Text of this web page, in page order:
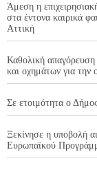
Άμεση η
στα έντονα καιρικά
Αττική
Καθολική
και οχημάτων για την
Σε ετοιμότητα ο
Ξεκίνησε η υποβολή
Ευρωπαϊκού